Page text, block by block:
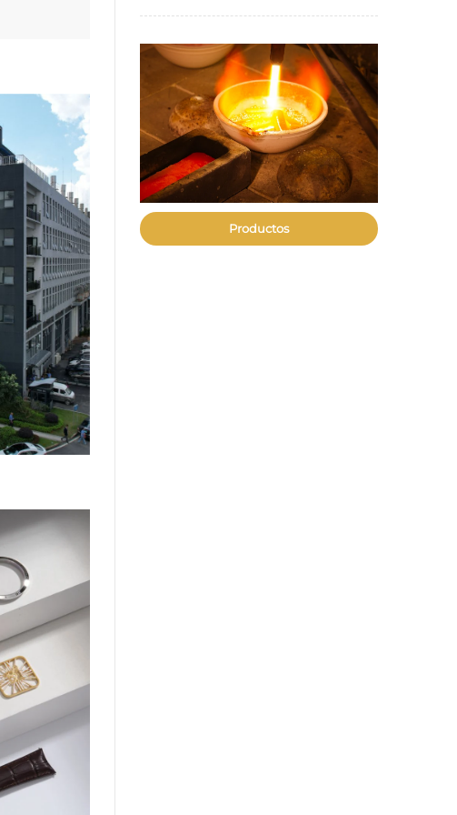
Productos